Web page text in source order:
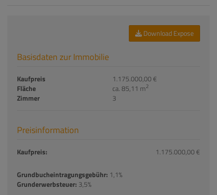
Download Expose
Basisdaten zur Immobilie
Kaufpreis
1.175.000,00 €
Fläche
ca. 85,11 m2
Zimmer 3
Preisinformation
Kaufpreis: 1.175.000,00 €
Grundbucheintragungsgebühr: 1,1%
Grunderwerbsteuer: 3,5%